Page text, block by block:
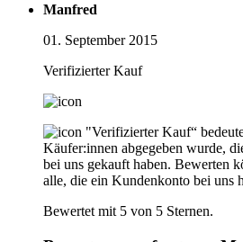
Manfred
01. September 2015
Verifizierter Kauf
"Verifizierter Kauf“
Käufer:innen abgegeben wurde,
bei uns gekauft haben. Bewerten
alle, die ein Kundenkonto bei uns
Bewertet mit 5 von 5 Sternen.